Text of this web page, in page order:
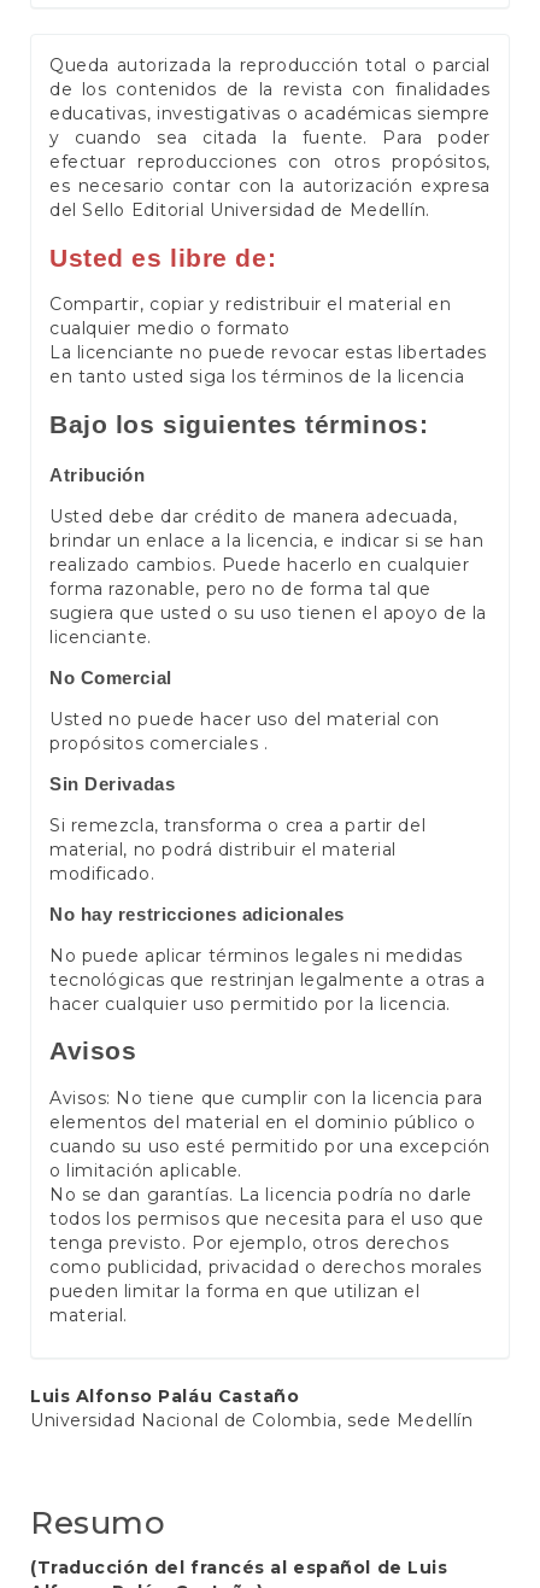
Queda autorizada la reproducción total o parcial
de los contenidos de la revista con finalidades
educativas, investigativas o académicas siempre
y cuando sea citada la fuente. Para poder
efectuar reproducciones con otros propósitos,
es necesario contar con la autorización expresa
del Sello Editorial Universidad de Medellín.
Usted es libre de:
Compartir, copiar y redistribuir el material en
cualquier medio o formato
La licenciante no puede revocar estas libertades
en tanto usted siga los términos de la licencia
Bajo los siguientes términos:
Atribución
Usted debe dar crédito de manera adecuada,
brindar un enlace a la licencia, e indicar si se han
realizado cambios. Puede hacerlo en cualquier
forma razonable, pero no de forma tal que
sugiera que usted o su uso tienen el apoyo de la
licenciante.
No Comercial
Usted no puede hacer uso del material con
propósitos comerciales .
Sin Derivadas
Si remezcla, transforma o crea a partir del
material, no podrá distribuir el material
modificado.
No hay restricciones adicionales
No puede aplicar términos legales ni medidas
tecnológicas que restrinjan legalmente a otras a
hacer cualquier uso permitido por la licencia.
Avisos
Avisos: No tiene que cumplir con la licencia para
elementos del material en el dominio público o
cuando su uso esté permitido por una excepción
o limitación aplicable.
No se dan garantías. La licencia podría no darle
todos los permisos que necesita para el uso que
tenga previsto. Por ejemplo, otros derechos
como publicidad, privacidad o derechos morales
pueden limitar la forma en que utilizan el
material.
Conteúdo
do
principal
Luis Alfonso Paláu Castaño
Universidad Nacional de Colombia, sede Medellín
Resumo
(Traducción del francés al español de Luis